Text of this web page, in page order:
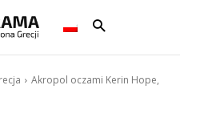
Akropol oczami Kerin Hope,